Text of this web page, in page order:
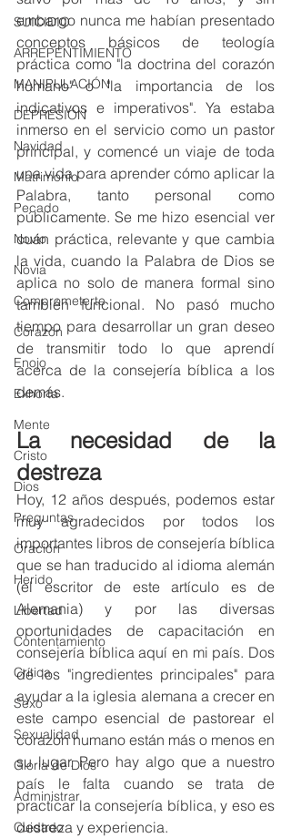
SUICIDIO
ARREPENTIMIENTO
MANIPULACIÓN
DEPRESIÓN
Navidad
Matrimonio
Pecado
Novio
Novia
Comprometerte
Corazón
Enojo
Exhorta
Mente
Cristo
Dios
Preguntas
Oración
Herido
Libertad
Contentamiento
Crítica
Sexo
Sexualidad
Gloria de Dios
Administrar
Cuidado
embargo nunca me habían presentado
conceptos básicos de teología
práctica como "la doctrina del corazón
humano" o "la importancia de los
indicativos e imperativos". Ya estaba
inmerso en el servicio como un pastor
principal, y comencé un viaje de toda
una vida para aprender cómo aplicar la
Palabra, tanto personal como
públicamente. Se me hizo esencial ver
cuán práctica, relevante y que cambia
la vida, cuando la Palabra de Dios se
aplica no solo de manera formal sino
también funcional. No pasó mucho
tiempo para desarrollar un gran deseo
de transmitir todo lo que aprendí
acerca de la consejería bíblica a los
demás.
La necesidad de la
destreza
Hoy, 12 años después, podemos estar
muy agradecidos por todos los
importantes libros de consejería bíblica
que se han traducido al idioma alemán
(el escritor de este artículo es de
Alemania) y por las diversas
oportunidades de capacitación en
consejería bíblica aquí en mi país. Dos
de los "ingredientes principales" para
ayudar a la iglesia alemana a crecer en
este campo esencial de pastorear el
corazón humano están más o menos en
su lugar. Pero hay algo que a nuestro
país le falta cuando se trata de
practicar la consejería bíblica, y eso es
destreza y experiencia.